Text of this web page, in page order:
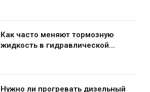
Как часто меняют тормозную
жидкость в гидравлической
Нужно ли прогревать дизельный